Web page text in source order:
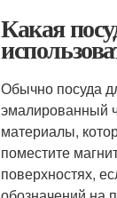
Какая
Обычно посуда
эмалированный
материалы,
поместите
поверхностях,